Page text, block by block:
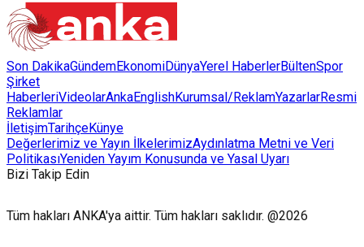
Son DakikaGündemEkonomiDünyaYerel HaberlerBültenSpor
Şirket
HaberleriVideolarAnkaEnglishKurumsal/ReklamYazarlarResmi
Reklamlar
İletişimTarihçeKünye
Değerlerimiz ve Yayın İlkelerimizAydınlatma Metni ve Veri
PolitikasıYeniden Yayım Konusunda ve Yasal Uyarı
Bizi Takip Edin
Tüm hakları ANKA'ya aittir. Tüm hakları saklıdır. @2026